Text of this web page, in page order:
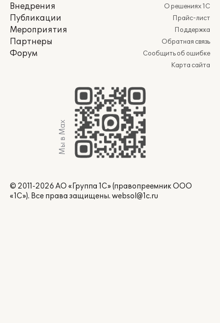
Внедрения
Публикации
Мероприятия
Партнеры
Форум
О решениях 1С
Прайс-лист
Поддержка
Обратная связь
Сообщить об ошибке
Карта сайта
Мы в Max
© 2011-2026 АО «Группа 1С» (правопреемник ООО
«1С»). Все права защищены. websol@1c.ru